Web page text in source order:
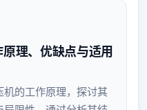
理、优缺点与适用
的工作原理，探讨其